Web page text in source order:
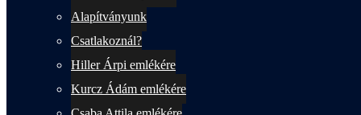
Alapítványunk
Csatlakoznál?
Hiller Árpi emlékére
Kurcz Ádám emlékére